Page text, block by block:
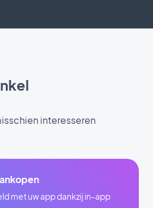
interesseren
met uw app dankzij in-app